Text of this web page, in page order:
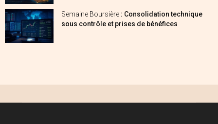
Semaine Boursière : Consolidation technique
sous contrôle et prises de bénéfices